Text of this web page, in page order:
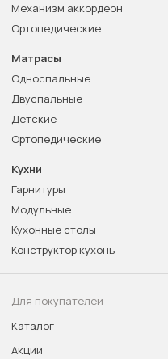
Механизм аккордеон
Ортопедические
Матрасы
Односпальные
Двуспальные
Детские
Ортопедические
Кухни
Гарнитуры
Модульные
Кухонные столы
Конструктор кухонь
Для покупателей
Каталог
Акции